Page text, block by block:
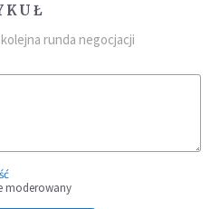
runda negocjacji
moderowany